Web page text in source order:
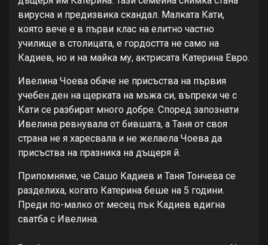
вирусна и предизвика скандал. Малката Кати,
която вече е в първи клас на елитно частно
училище в столицата, е гордостта не само на
Кадиев, но и на майка му, актрисата Катерина Евро.
Ивелина Чоева обаче не присъства на първия
учебен ден на щерката на мъжа си, въпреки че с
Кати се разбират много добре. Според запознати
Ивелина ревнувала от бившата, а Таня от своя
страна не я харесвала и не желаела Чоева да
присъства на празника на дъщеря й.
Припомняме, че Сашо Кадиев и Таня Тончева се
разделиха, когато Катерина беше на 5 години.
Преди по-малко от месец пък Кадиев вдигна
сватба с Ивелина.